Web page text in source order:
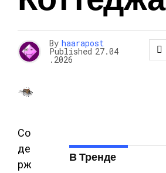
By haarapost
Published 27.04
.2026
Со
де
рж
В Тренде